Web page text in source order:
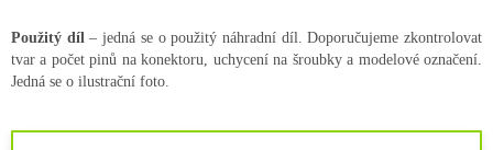
Použitý díl– jedná se o použitý náhradní díl. Doporučujeme zkontrolovat
tvar a počet pinů na konektoru, uchycení na šroubky a modelové označení.
Jedná se o ilustrační foto.